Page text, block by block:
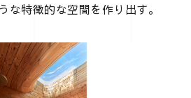
な特徴的な空間を作り出す。